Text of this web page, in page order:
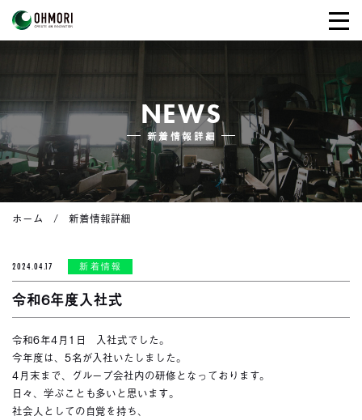
NEWS
新着情報詳細
ホーム 新着情報詳細
2024.04.17 新着情報
令和6年度入社式
令和6年4月1日 入社式でした。
今年度は、5名が入社いたしました。
4月末まで、グループ会社内の研修となっております。
日々、学ぶことも多いと思います。
社会人としての自覚を持ち、